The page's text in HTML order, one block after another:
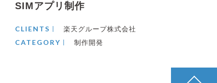
SIMアプリ制作
CLIENTS 楽天グループ株式会社
CATEGORY 制作開発